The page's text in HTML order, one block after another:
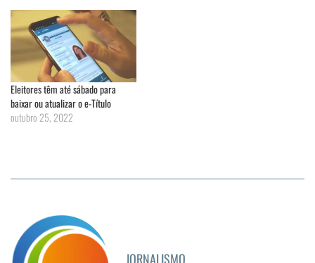
Eleitores têm até sábado para
baixar ou atualizar o e-Título
outubro 25, 2022
JORNALISMO